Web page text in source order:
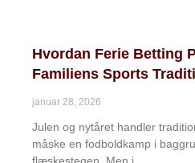
Hvordan Ferie Betting
Familiens Sports
januar 28, 2026
Julen og nytåret handler
måske en fodboldkamp i